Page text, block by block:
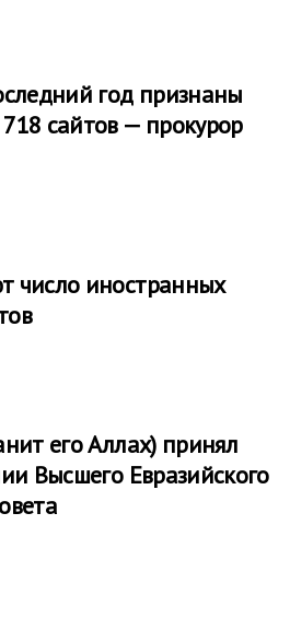
год признаны
сайтов — прокурор
число иностранных
его Аллах) принял
Высшего Евразийского